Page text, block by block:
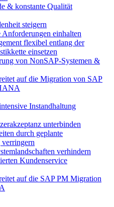
& konstante Qualität
steigern
Anforderungen einhalten
flexibel entlang der
einsetzen
von NonSAP-Systemen &
auf die Migration von SAP
Instandhaltung
unterbinden
durch geplante
verringern
verhindern
Kundenservice
auf die SAP PM Migration